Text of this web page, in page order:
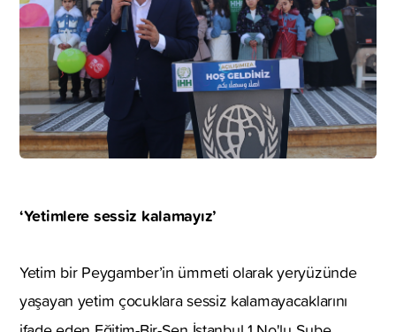
‘Yetimlere sessiz kalamayız’
Yetim bir Peygamber’in ümmeti olarak yeryüzünde
yaşayan yetim çocuklara sessiz kalamayacaklarını